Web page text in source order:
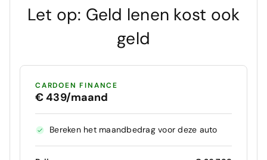
Let op: Geld lenen kost ook
geld
CARDOEN FINANCE
€ 439/maand
Bereken het maandbedrag voor deze auto